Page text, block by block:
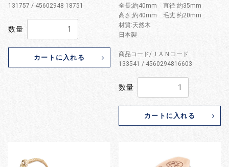
131757 / 45602948 18751
数量
カートに入れる
全長:約40mm 直径:約35mm
高さ:約40mm 毛丈:約20mm
材質:天然木
日本製
商品コード/ＪＡＮコード
133541 / 4560294816603
数量
カートに入れる